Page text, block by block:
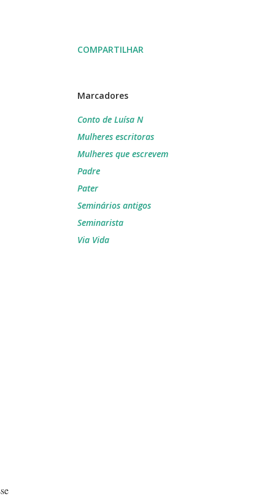
COMPARTILHAR
Marcadores
Conto de Luísa N
Mulheres escritoras
Mulheres que escrevem
Padre
Pater
Seminários antigos
Seminarista
Via Vida